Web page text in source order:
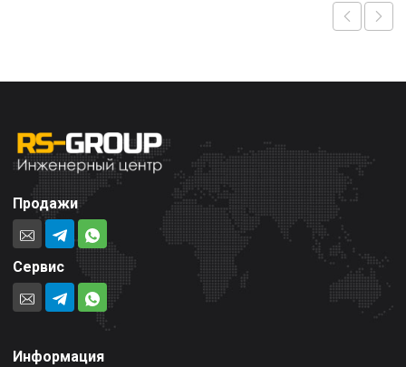
Продажи
Сервис
Информация